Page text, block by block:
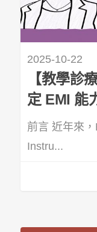
2025-10-22
【教學診
定 EMI 能
前言 近年來
Instru...